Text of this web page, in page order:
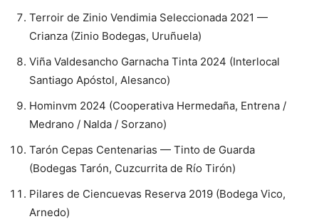
Terroir de Zinio Vendimia Seleccionada 2021 —
Crianza (Zinio Bodegas, Uruñuela)
Viña Valdesancho Garnacha Tinta 2024 (Interlocal
Santiago Apóstol, Alesanco)
Hominvm 2024 (Cooperativa Hermedaña, Entrena /
Medrano / Nalda / Sorzano)
Tarón Cepas Centenarias — Tinto de Guarda
(Bodegas Tarón, Cuzcurrita de Río Tirón)
Pilares de Ciencuevas Reserva 2019 (Bodega Vico,
Arnedo)